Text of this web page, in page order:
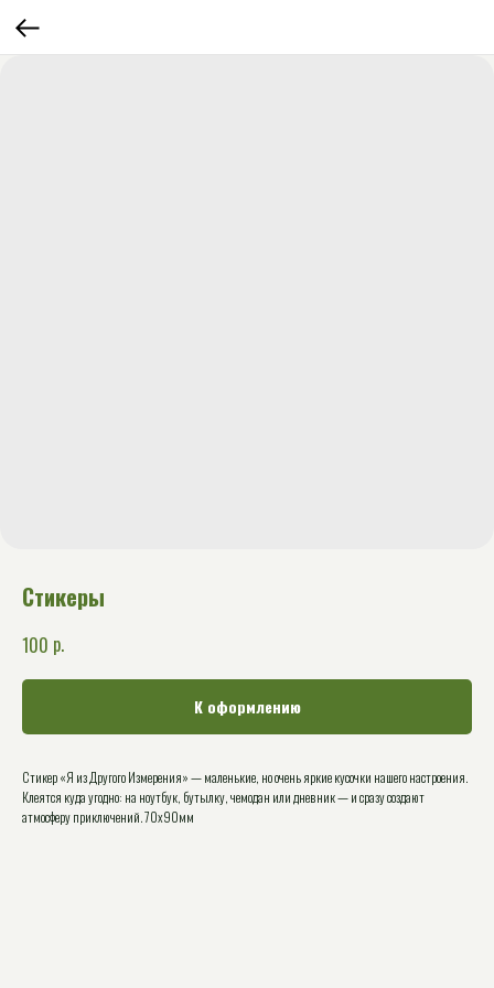
Стикеры
100 р.
К оформлению
Стикер «Я из Другого Измерения» — маленькие, но очень яркие кусочки нашего настроения.
Клеятся куда угодно: на ноутбук, бутылку, чемодан или дневник — и сразу создают
атмосферу приключений. 70х90мм